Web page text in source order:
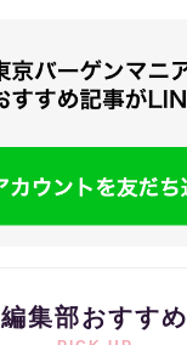
編集部おすすめ